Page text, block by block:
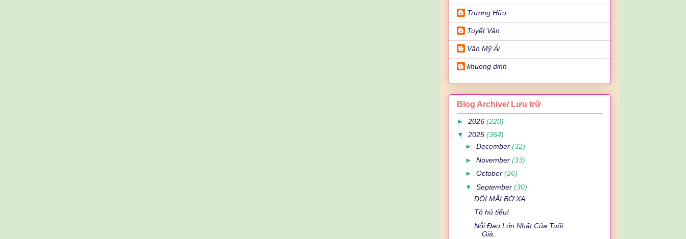
Trương Hữu
Tuyết Vân
Văn Mỹ Ái
khuong dinh
Blog Archive/ Lưu trữ
► 2026 (220)
▼ 2025 (364)
►December(32)
►November(33)
►October(26)
▼September(30)
DỘI MÃI BỜ XA
Tô hủ tiếu!
Nỗi Đau Lớn Nhất Của Tuổi
Già..